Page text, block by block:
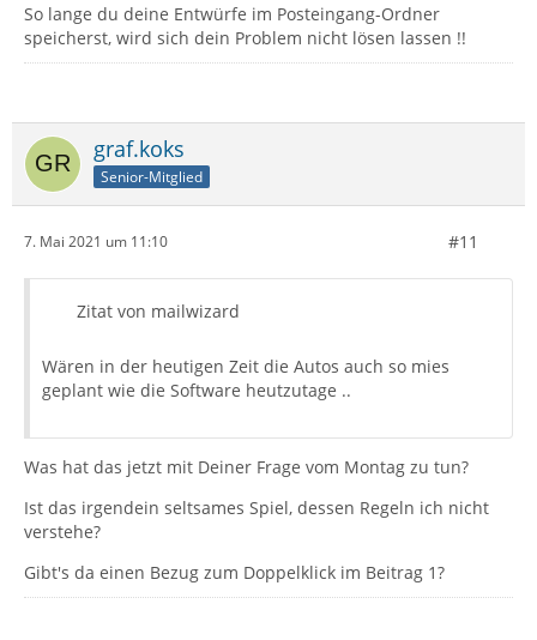
So lange du deine Entwürfe im Posteingang-Ordner
speicherst, wird sich dein Problem nicht lösen lassen !!
graf.koks
Senior-Mitglied
7. Mai 2021 um 11:10 #11
Zitat von mailwizard
Wären in der heutigen Zeit die Autos auch so mies
geplant wie die Software heutzutage ..
Was hat das jetzt mit Deiner Frage vom Montag zu tun?
Ist das irgendein seltsames Spiel, dessen Regeln ich nicht
verstehe?
Gibt's da einen Bezug zum Doppelklick im Beitrag 1?